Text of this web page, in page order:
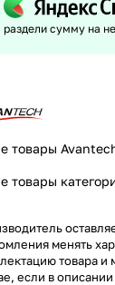
раздели сумму на
товары
товары
менять
товара и
если в